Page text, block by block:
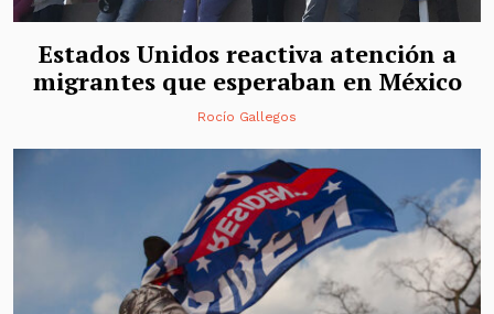
Estados Unidos reactiva atención a
migrantes que esperaban en México
Rocío Gallegos